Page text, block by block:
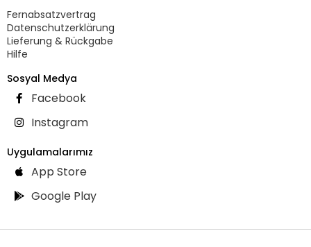
Fernabsatzvertrag
Datenschutzerklärung
Lieferung & Rückgabe
Hilfe
Sosyal Medya
Facebook
Instagram
Uygulamalarımız
App Store
Google Play